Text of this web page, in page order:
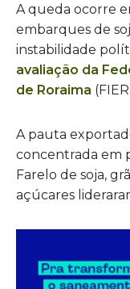
A queda ocorre
embarques de
instabilidade
avaliação da
de Roraima
A pauta
concentrada em
Farelo de soja,
açúcares